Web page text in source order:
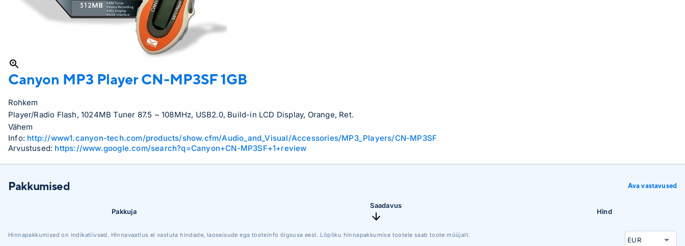
Canyon MP3 Player CN-MP3SF 1GB
Rohkem
Player/Radio Flash, 1024MB Tuner 87.5 ~ 108MHz, USB2.0, Build-in LCD Display, Orange, Ret.
Vähem
Info: http://www1.canyon-tech.com/products/show.cfm/Audio_and_Visual/Accessories/MP3_Players/CN-MP3SF
Arvustused: https://www.google.com/search?q=Canyon+CN-MP3SF+1+review
Pakkumised Ava vastavused
Pakkuja
Saadavus
Hind
Hinnapakkumised on indikatiivsed. Hinnavaatlus ei vastuta hindade, laoseisude ega tooteinfo õigsuse eest. Lõpliku hinnapakkumise tootele saab toote müüjalt.